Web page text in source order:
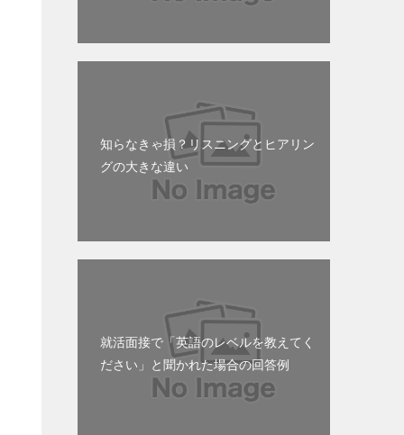
知らなきゃ損？リスニングとヒアリン
グの大きな違い
就活面接で「英語のレベルを教えてく
ださい」と聞かれた場合の回答例